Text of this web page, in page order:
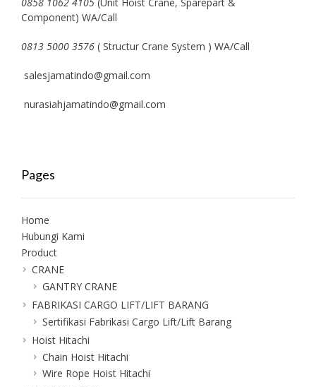
Component) WA/Call
0813 5000 3576 ( Structur Crane System ) WA/Call
salesjamatindo@gmail.com
nurasiahjamatindo@gmail.com
Pages
Home
Hubungi Kami
Product
CRANE
GANTRY CRANE
FABRIKASI CARGO LIFT/LIFT BARANG
Sertifikasi Fabrikasi Cargo Lift/Lift Barang
Hoist Hitachi
Chain Hoist Hitachi
Wire Rope Hoist Hitachi